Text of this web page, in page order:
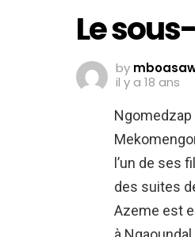
Le
by
il y a 18 ans
Ngomedzap
l’un de ses
des suites
Azeme est